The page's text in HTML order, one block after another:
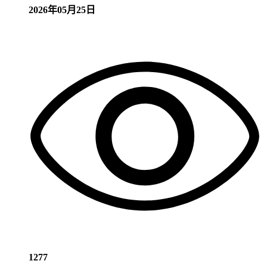
2026年05月25日
1277